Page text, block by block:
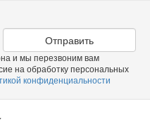
Отправить
и мы перезвоним вам
на обработку персональных
конфиденциальности